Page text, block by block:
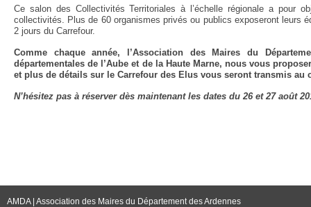
Ce salon des Collectivités Territoriales à l’échelle régionale a pour
collectivités. Plus de 60 organismes privés ou publics exposeront leurs
2 jours du Carrefour.
Comme chaque année, l’Association des Maires du
départementales de l’Aube et de la Haute Marne, nous vous
et plus de détails sur le Carrefour des Elus vous seront transmis au
N’hésitez pas à réserver dès maintenant les dates du 26 et 27 août
AMDA | Association des Maires du Département des Ardennes